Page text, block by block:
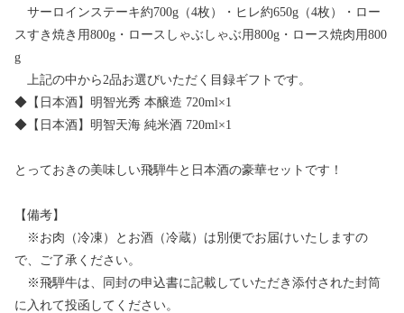
サーロインステーキ約700g（4枚）・ヒレ約650g（4枚）・ロー
スすき焼き用800g・ロースしゃぶしゃぶ用800g・ロース焼肉用800
g
上記の中から2品お選びいただく目録ギフトです。
◆【日本酒】明智光秀 本醸造 720ml×1
◆【日本酒】明智天海 純米酒 720ml×1
とっておきの美味しい飛騨牛と日本酒の豪華セットです！
【備考】
※お肉（冷凍）とお酒（冷蔵）は別便でお届けいたしますの
で、ご了承ください。
※飛騨牛は、同封の申込書に記載していただき添付された封筒
に入れて投函してください。